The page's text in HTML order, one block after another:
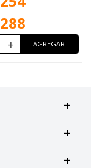
288
+